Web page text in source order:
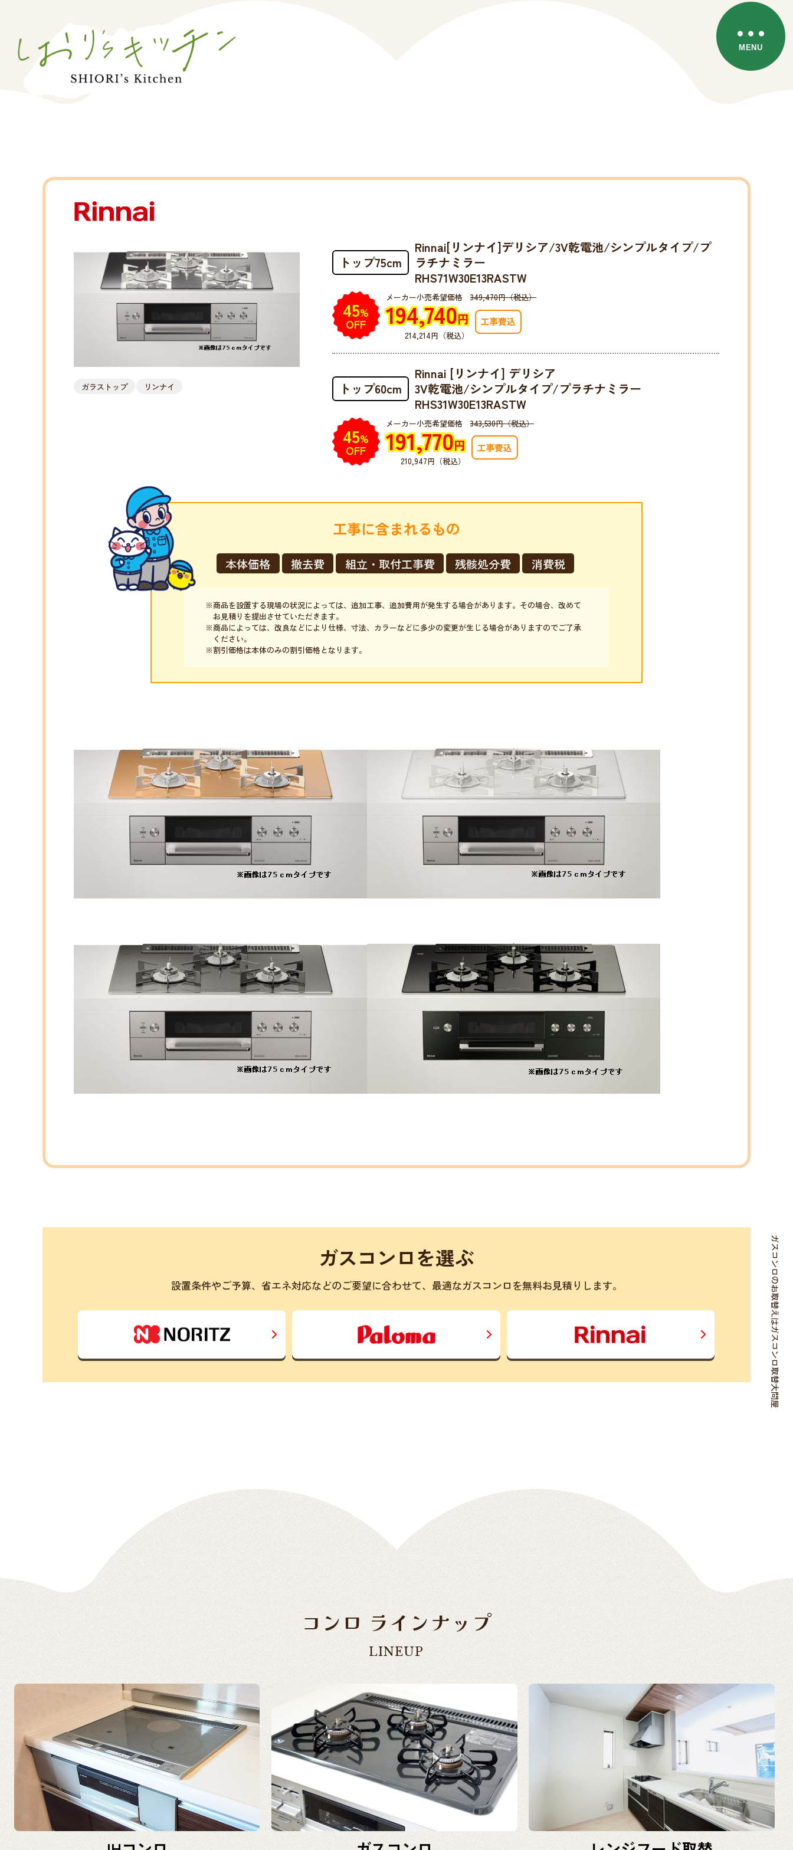
ガラストップ リンナイ
トップ75cm
Rinnai[リンナイ]デリシア/3V乾電池/シンプルタイプ/プ
ラチナミラー
RHS71W30E13RASTW
45%
OFF
メーカー小売希望価格 349,470円（税込）
194,740円
214,214円（税込）
工事費込
トップ60cm
Rinnai [リンナイ] デリシア
3V乾電池/シンプルタイプ/プラチナミラー
RHS31W30E13RASTW
45%
OFF
メーカー小売希望価格 343,530円（税込）
191,770円
210,947円（税込）
工事費込
工事に含まれるもの
本体価格 撤去費 組立・取付工事費 残骸処分費 消費税
商品を設置する現場の状況によっては、追加工事、追加費用が発生する場合があります。その場合、改めて
お見積りを提出させていただきます。
商品によっては、改良などにより仕様、寸法、カラーなどに多少の変更が生じる場合がありますのでご了承
ください。
割引価格は本体のみの割引価格となります。
ガスコンロを選ぶ
設置条件やご予算、省エネ対応などのご要望に合わせて、最適なガスコンロを無料お見積りします。
コンロ ラインナップ
LINEUP
ガスコンロのお取替えはガスコンロ取替大問屋